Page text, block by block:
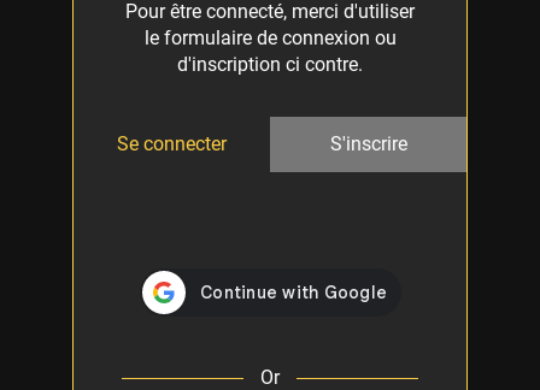
Pour être connecté, merci d'utiliser
le formulaire de connexion ou
d'inscription ci contre.
Se connecter S'inscrire
Or